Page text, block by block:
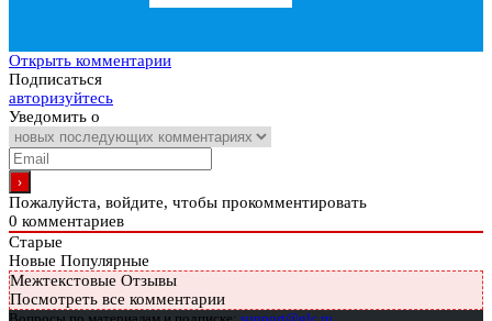
Открыть комментарии
Подписаться
авторизуйтесь
Уведомить о
Пожалуйста, войдите, чтобы прокомментировать
0 комментариев
Старые
Новые Популярные
Межтекстовые Отзывы
Посмотреть все комментарии